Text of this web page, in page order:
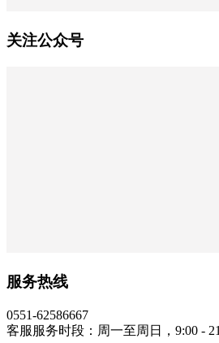
关注公众号
服务热线
0551-62586667
客服服务时段：周一至周日，9:00 -